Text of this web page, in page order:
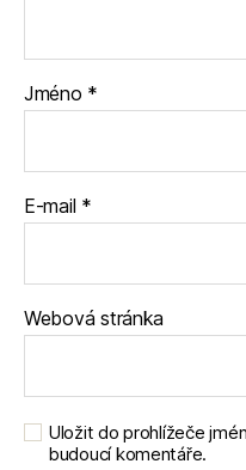
Jméno *
E-mail *
Webová stránka
Uložit do prohlížeče
budoucí komentáře.